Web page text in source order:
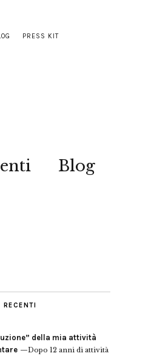
PRESS KIT
Blog
RECENTI
della mia attività
Dopo 12 anni di attività